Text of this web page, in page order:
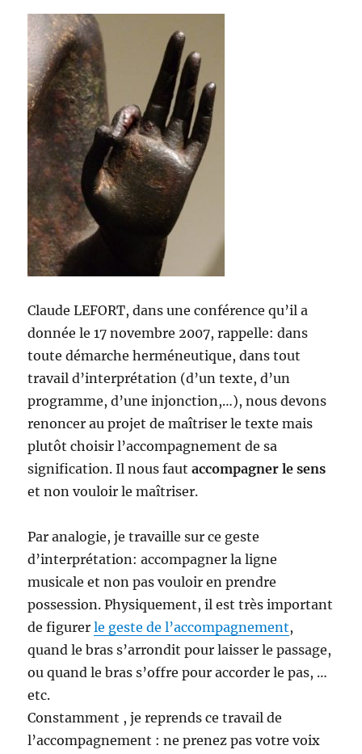
Claude LEFORT, dans une conférence qu’il a
donnée le 17 novembre 2007, rappelle: dans
toute démarche herméneutique, dans tout
travail d’interprétation (d’un texte, d’un
programme, d’une injonction,…), nous devons
renoncer au projet de maîtriser le texte mais
plutôt choisir l’accompagnement de sa
signification. Il nous faut accompagner le sens
et non vouloir le maîtriser.
Par analogie, je travaille sur ce geste
d’interprétation: accompagner la ligne
musicale et non pas vouloir en prendre
possession. Physiquement, il est très important
de figurerle geste de l’accompagnement,
quand le bras s’arrondit pour laisser le passage,
ou quand le bras s’offre pour accorder le pas, …
etc.
Constamment , je reprends ce travail de
l’accompagnement : ne prenez pas votre voix